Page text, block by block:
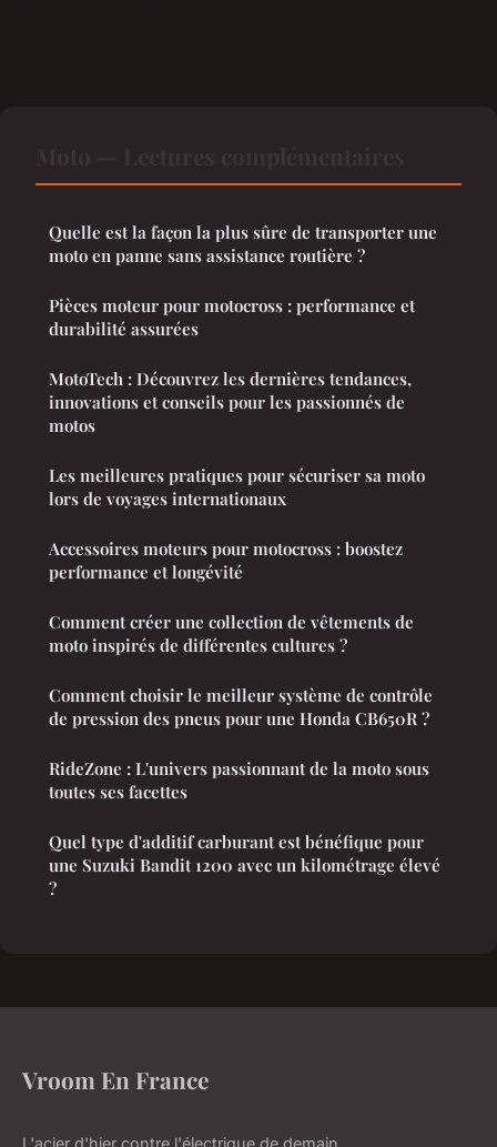
Quelle est la façon la plus sûre de transporter une
moto en panne sans assistance routière ?
Pièces moteur pour motocross : performance et
durabilité assurées
MotoTech : Découvrez les dernières tendances,
innovations et conseils pour les passionnés de
motos
Les meilleures pratiques pour sécuriser sa moto
lors de voyages internationaux
Accessoires moteurs pour motocross : boostez
performance et longévité
Comment créer une collection de vêtements de
moto inspirés de différentes cultures ?
Comment choisir le meilleur système de contrôle
de pression des pneus pour une Honda CB650R ?
RideZone : L'univers passionnant de la moto sous
toutes ses facettes
Quel type d'additif carburant est bénéfique pour
une Suzuki Bandit 1200 avec un kilométrage élevé
?
Vroom En France
L'acier d'hier contre l'électrique de demain